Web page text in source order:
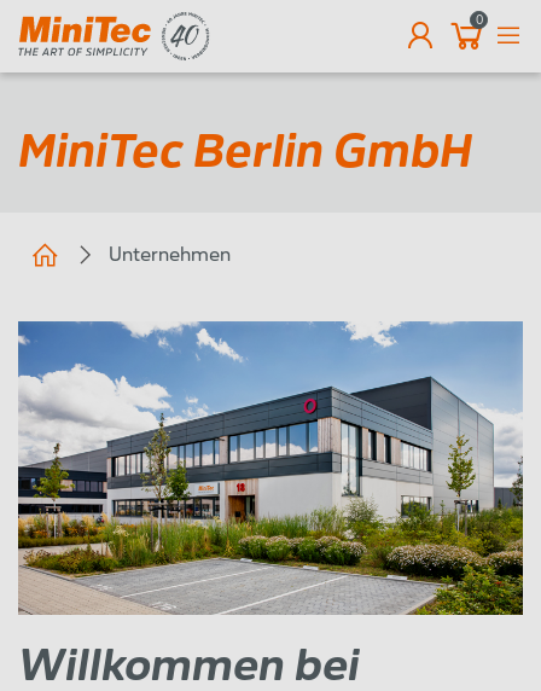
0
MiniTec Berlin GmbH
Unternehmen
Willkommen bei